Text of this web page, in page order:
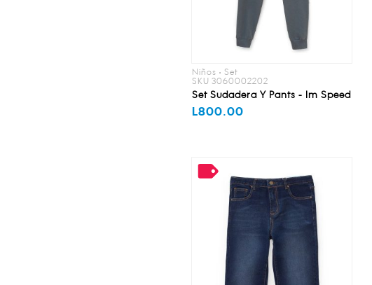
Niños • Set
SKU 3060002202
Set Sudadera Y Pants - Im Speed
L800.00